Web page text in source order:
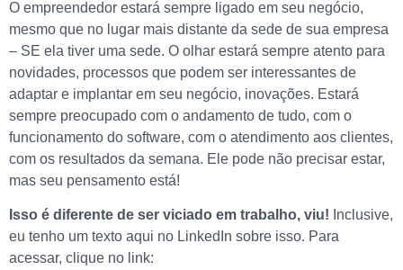
O empreendedor estará sempre ligado em seu negócio,
mesmo que no lugar mais distante da sede de sua empresa
– SE ela tiver uma sede. O olhar estará sempre atento para
novidades, processos que podem ser interessantes de
adaptar e implantar em seu negócio, inovações. Estará
sempre preocupado com o andamento de tudo, com o
funcionamento do software, com o atendimento aos clientes,
com os resultados da semana. Ele pode não precisar estar,
mas seu pensamento está!
Isso é diferente de ser viciado em trabalho, viu! Inclusive,
eu tenho um texto aqui no LinkedIn sobre isso. Para
acessar, clique no link: